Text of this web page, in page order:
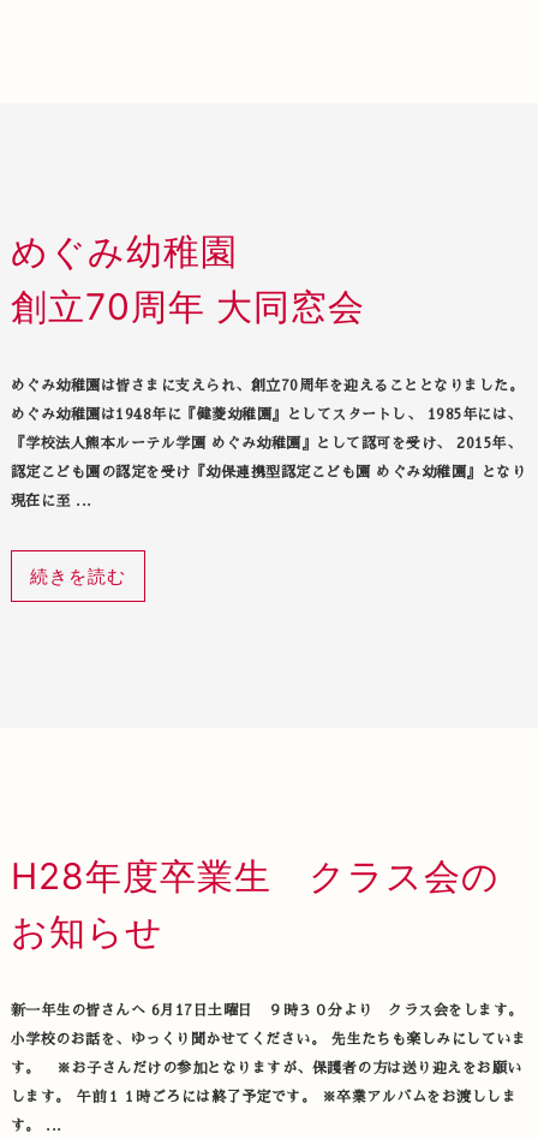
めぐみ幼稚園
創立70周年 大同窓会
めぐみ幼稚園は皆さまに支えられ、創立70周年を迎えることとなりました。
めぐみ幼稚園は1948年に『健菱幼稚園』としてスタートし、 1985年には、
『学校法人熊本ルーテル学園 めぐみ幼稚園』として認可を受け、 2015年、
認定こども園の認定を受け『幼保連携型認定こども園 めぐみ幼稚園』となり
現在に至 ...
続きを読む
H28年度卒業生 クラス会の
お知らせ
新一年生の皆さんへ 6月17日土曜日 ９時３０分より クラス会をします。
小学校のお話を、ゆっくり聞かせてください。 先生たちも楽しみにしていま
す。 ※お子さんだけの参加となりますが、保護者の方は送り迎えをお願い
します。 午前１１時ごろには終了予定です。 ※卒業アルバムをお渡ししま
す。 ...